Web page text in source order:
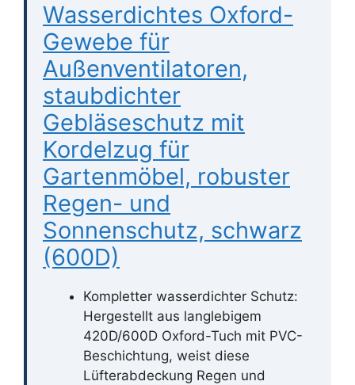
Wasserdichtes Oxford-
Gewebe für
Außenventilatoren,
staubdichter
Gebläseschutz mit
Kordelzug für
Gartenmöbel, robuster
Regen- und
Sonnenschutz, schwarz
(600D)
Kompletter wasserdichter Schutz:
Hergestellt aus langlebigem
420D/600D Oxford-Tuch mit PVC-
Beschichtung, weist diese
Lüfterabdeckung Regen und